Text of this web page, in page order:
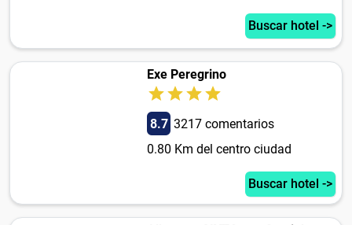
Buscar hotel ->
Exe Peregrino
8.7 3217 comentarios
0.80 Km del centro ciudad
Buscar hotel ->